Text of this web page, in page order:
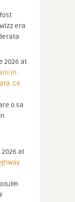
era
2026 at
in
Ce
o sa
at